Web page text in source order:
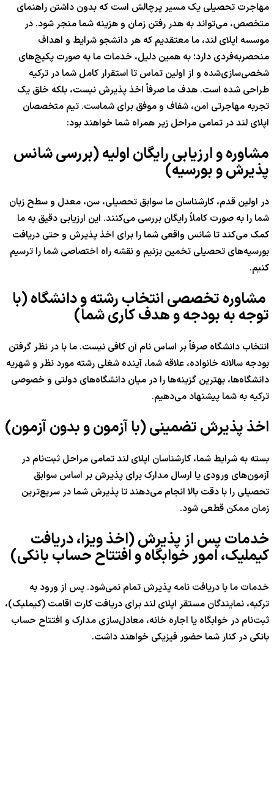
مهاجرت تحصیلی یک مسیر پرچالش است که بدون داشتن راهنمای
متخصص، می‌تواند به هدر رفتن زمان و هزینه شما منجر شود. در
موسسه اپلای لند، ما معتقدیم که هر دانشجو شرایط و اهداف
منحصر‌به‌فردی دارد؛ به همین دلیل، خدمات ما به صورت پکیج‌های
شخصی‌سازی‌شده و از اولین تماس تا استقرار کامل شما در ترکیه
طراحی شده است. هدف ما صرفاً اخذ پذیرش نیست، بلکه خلق یک
تجربه مهاجرتی امن، شفاف و موفق برای شماست. تیم متخصصان
اپلای لند در تمامی مراحل زیر همراه شما خواهند بود:
مشاوره و ارزیابی رایگان اولیه (بررسی شانس
پذیرش و بورسیه)
در اولین قدم، کارشناسان ما سوابق تحصیلی، سن، معدل و سطح زبان
شما را به صورت کاملاً رایگان بررسی می‌کنند. این ارزیابی دقیق به ما
کمک می‌کند تا شانس واقعی شما را برای اخذ پذیرش و حتی دریافت
بورسیه‌های تحصیلی تخمین بزنیم و نقشه راه اختصاصی شما را ترسیم
کنیم.
مشاوره تخصصی انتخاب رشته و دانشگاه (با
توجه به بودجه و هدف کاری شما)
انتخاب دانشگاه صرفاً بر اساس نام آن کافی نیست. ما با در نظر گرفتن
بودجه سالانه خانواده، علاقه شما، آینده شغلی رشته مورد نظر و شهریه
دانشگاه‌ها، بهترین گزینه‌ها را در میان دانشگاه‌های دولتی و خصوصی
ترکیه به شما پیشنهاد می‌دهیم.
اخذ پذیرش تضمینی (با آزمون و بدون آزمون)
بسته به شرایط شما، کارشناسان اپلای لند تمامی مراحل ثبت‌نام در
آزمون‌های ورودی یا ارسال مدارک برای پذیرش بر اساس سوابق
تحصیلی را با دقت بالا انجام می‌دهند تا پذیرش شما در سریع‌ترین
زمان ممکن قطعی شود.
خدمات پس از پذیرش (اخذ ویزا، دریافت
کیملیک، امور خوابگاه و افتتاح حساب بانکی)
خدمات ما با دریافت نامه پذیرش تمام نمی‌شود. پس از ورود به
ترکیه، نمایندگان مستقر اپلای لند برای دریافت کارت اقامت (کیملیک)،
ثبت‌نام در خوابگاه یا اجاره خانه، معادل‌سازی مدارک و افتتاح حساب
بانکی در کنار شما حضور فیزیکی خواهند داشت.